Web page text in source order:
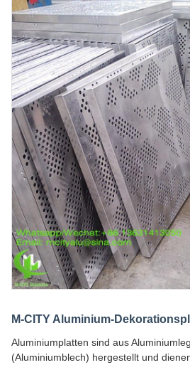
M-CITY Aluminium-
Aluminiumplatten sind aus
(Aluminiumblech) hergestellt und